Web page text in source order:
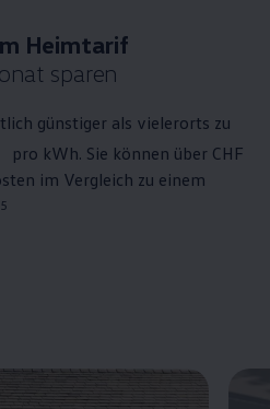
Heimtarif
sparen
günstiger als vielerorts zu
pro kWh. Sie können über CHF
im Vergleich zu einem
5